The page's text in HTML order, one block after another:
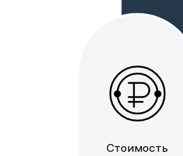
Стоимость